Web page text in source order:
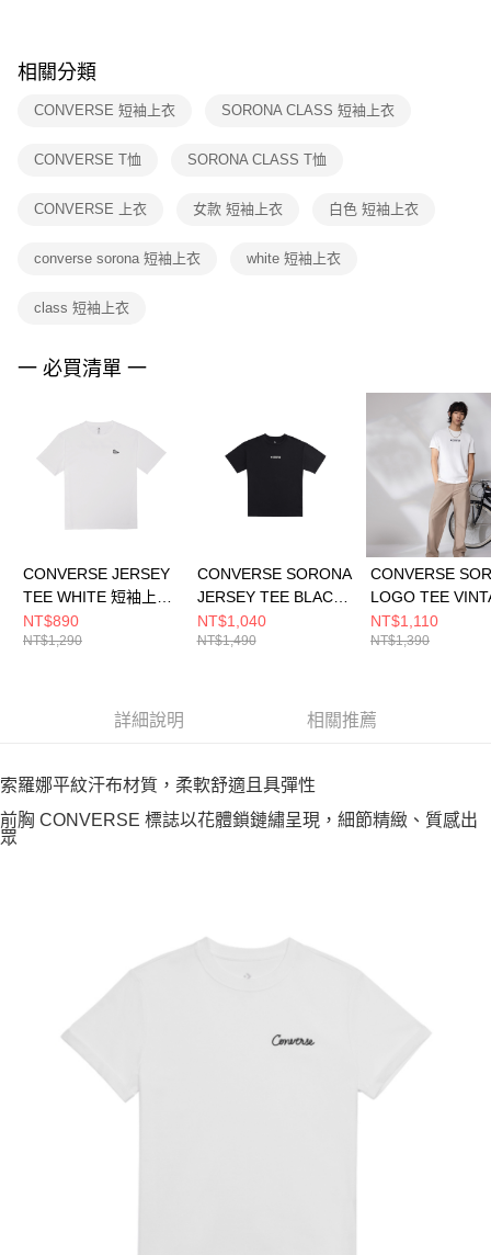
※ 交易是否成功請以「AFTEE先享後付 」之結帳頁面顯示為準，若有關於
是否繳費成功／繳費後需取消欲退款等相關疑問，請聯繫「AFTEE先享後付
客戶支援中心」 https://netprotections.freshdesk.com/support/home
１．透過由恩沛科技股份有限公司提供之「AFTEE先享後付」服務完成之交
權轉讓予恩沛科技股份有限公司。
３．未成年的使用者請事先徵得法定代理人或監護人之同意方可使用
任。
請求用戶進行身份認證。
５．嚴禁一人註冊多個帳號或使用他人資訊註冊。若發現惡意使用之情形，
相關分類
CONVERSE 短袖上衣 SORONA CLASS 短袖上衣
CONVERSE T恤 SORONA CLASS T恤
CONVERSE 上衣 女款 短袖上衣 白色 短袖上衣
converse sorona 短袖上衣 white 短袖上衣
class 短袖上衣
一 必買清單 一
CONVERSE JERSEY
TEE WHITE 短袖上衣
男 白色 MCH689-001
NT$890
NT$1,290
CONVERSE SORONA
JERSEY TEE BLACK
男 短袖上衣 MCH600-
023
NT$1,040
NT$1,490
CONVERSE
LOGO TEE
WHITE 男女 短
UCJ782-W70
NT$1,110
NT$1,390
詳細說明 相關推薦
索羅娜平紋汗布材質，柔軟舒適且具彈性
前胸 CONVERSE 標誌以花體鎖鏈繡呈現，細節精緻、質感出
眾